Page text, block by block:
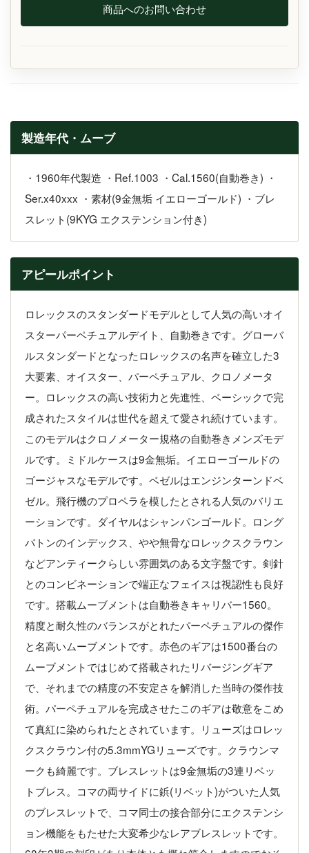
商品へのお問い合わせ
製造年代・ムーブ
・1960年代製造 ・Ref.1003 ・Cal.1560(自動巻き) ・
Ser.x40xxx ・素材(9金無垢 イエローゴールド) ・ブレ
スレット(9KYG エクステンション付き)
アピールポイント
ロレックスのスタンダードモデルとして人気の高いオイ
スターパーペチュアルデイト、自動巻きです。グローバ
ルスタンダードとなったロレックスの名声を確立した3
大要素、オイスター、パーペチュアル、クロノメータ
ー。ロレックスの高い技術力と先進性、ベーシックで完
成されたスタイルは世代を超えて愛され続けています。
このモデルはクロノメーター規格の自動巻きメンズモデ
ルです。ミドルケースは9金無垢。イエローゴールドの
ゴージャスなモデルです。ベゼルはエンジンターンドベ
ゼル。飛行機のプロペラを模したとされる人気のバリエ
ーションです。ダイヤルはシャンパンゴールド。ロング
バトンのインデックス、やや無骨なロレックスクラウン
などアンティークらしい雰囲気のある文字盤です。剣針
とのコンビネーションで端正なフェイスは視認性も良好
です。搭載ムーブメントは自動巻きキャリバー1560。
精度と耐久性のバランスがとれたパーペチュアルの傑作
と名高いムーブメントです。赤色のギアは1500番台の
ムーブメントではじめて搭載されたリバージングギア
で、それまでの精度の不安定さを解消した当時の傑作技
術。パーペチュアルを完成させたこのギアは敬意をこめ
て真紅に染められたとされています。リューズはロレッ
クスクラウン付の5.3mmYGリューズです。クラウンマ
ークも綺麗です。ブレスレットは9金無垢の3連リベッ
トブレス。コマの両サイドに鋲(リベット)がついた人気
のブレスレットで、コマ同士の接合部分にエクステンシ
ョン機能をもたせた大変希少なレアブレスレットです。